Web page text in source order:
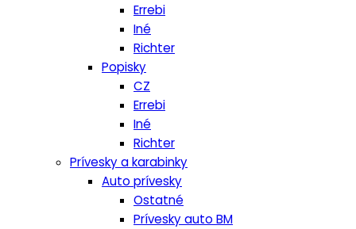
Errebi
Iné
Richter
Popisky
CZ
Errebi
Iné
Richter
Prívesky a karabinky
Auto prívesky
Ostatné
Prívesky auto BM